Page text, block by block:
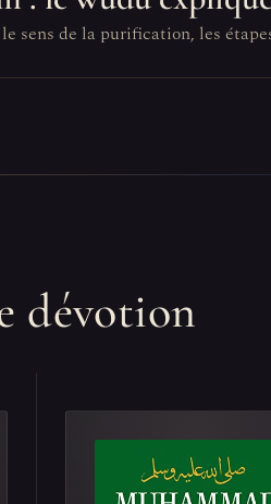
sens de la purification, les
dévotion